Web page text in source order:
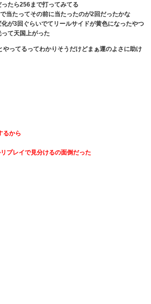
たら256まで打ってみてる
当たってその前に当たったのが2回だったかな
が3回ぐらいでてリールサイドが黄色になったやつ
て天国上がった
やってるってわかりそうだけどまぁ運のよさに助け
るから
プレイで見分けるの面倒だった